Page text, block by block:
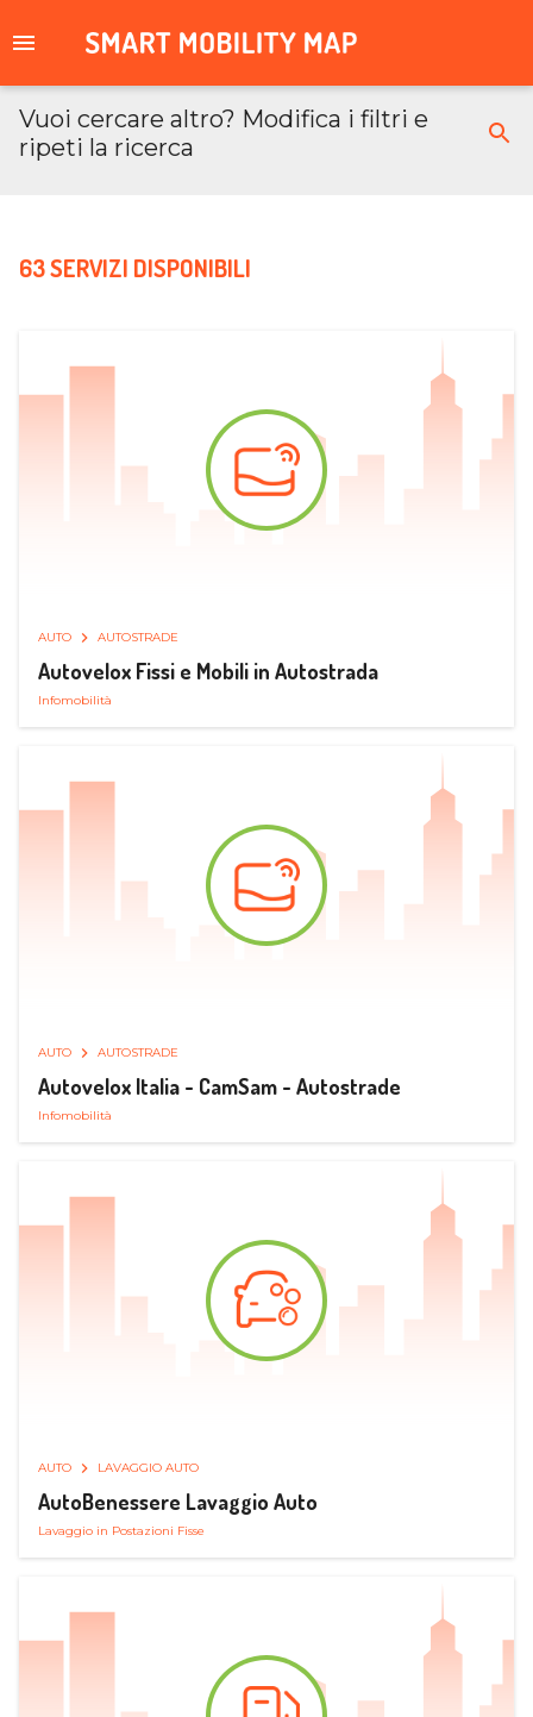
Vuoi cercare altro? Modifica i filtri e
ripeti la ricerca
63 SERVIZI DISPONIBILI
AUTO AUTOSTRADE
Autovelox Fissi e Mobili in Autostrada
Infomobilità
AUTO AUTOSTRADE
Autovelox Italia - CamSam - Autostrade
Infomobilità
AUTO LAVAGGIO AUTO
AutoBenessere Lavaggio Auto
Lavaggio in Postazioni Fisse